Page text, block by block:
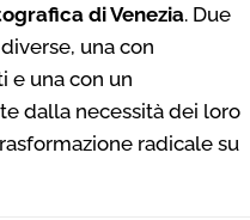
di Venezia. Due
una con
e una con un
dalla necessità dei loro
radicale su